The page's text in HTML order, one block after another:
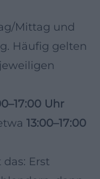
Mittag und
Häufig gelten
Uhr
13:00–17:00
Erst